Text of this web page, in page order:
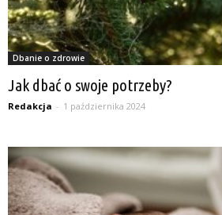
Dbanie o zdrowie
Jak dbać o swoje potrzeby?
Redakcja - 1 października 2024